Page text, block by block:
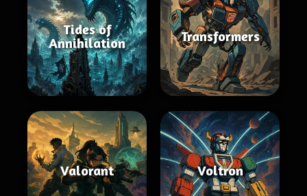
Tides of
Annihilation
Transformers
Valorant Voltron